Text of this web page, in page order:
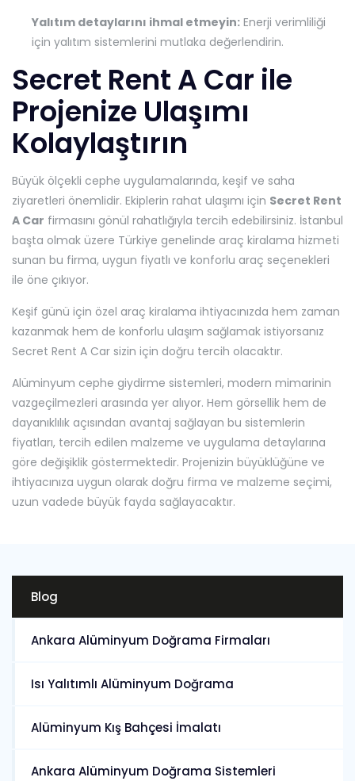
Yalıtım detaylarını ihmal etmeyin: Enerji verimliliği
için yalıtım sistemlerini mutlaka değerlendirin.
Secret Rent A Car ile
Projenize Ulaşımı
Kolaylaştırın
Büyük ölçekli cephe uygulamalarında, keşif ve saha
ziyaretleri önemlidir. Ekiplerin rahat ulaşımı için Secret Rent
A Car firmasını gönül rahatlığıyla tercih edebilirsiniz. İstanbul
başta olmak üzere Türkiye genelinde araç kiralama hizmeti
sunan bu firma, uygun fiyatlı ve konforlu araç seçenekleri
ile öne çıkıyor.
Keşif günü için özel araç kiralama ihtiyacınızda hem zaman
kazanmak hem de konforlu ulaşım sağlamak istiyorsanız
Secret Rent A Car sizin için doğru tercih olacaktır.
Alüminyum cephe giydirme sistemleri, modern mimarinin
vazgeçilmezleri arasında yer alıyor. Hem görsellik hem de
dayanıklılık açısından avantaj sağlayan bu sistemlerin
fiyatları, tercih edilen malzeme ve uygulama detaylarına
göre değişiklik göstermektedir. Projenizin büyüklüğüne ve
ihtiyacınıza uygun olarak doğru firma ve malzeme seçimi,
uzun vadede büyük fayda sağlayacaktır.
Blog
Ankara Alüminyum Doğrama Firmaları
Isı Yalıtımlı Alüminyum Doğrama
Alüminyum Kış Bahçesi İmalatı
Ankara Alüminyum Doğrama Sistemleri